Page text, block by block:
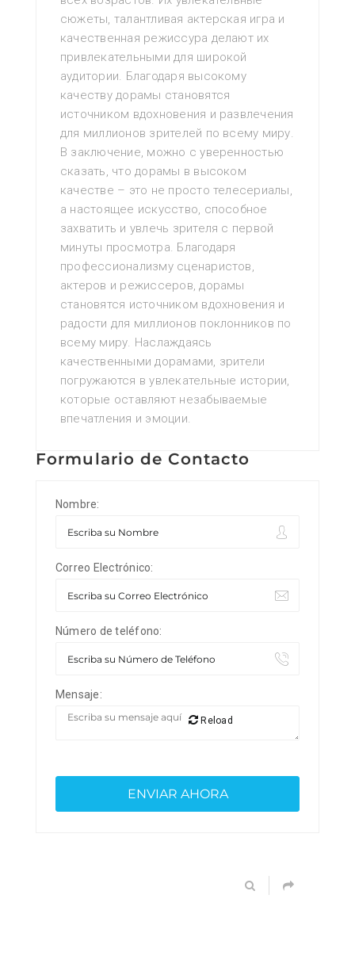
сюжеты, талантливая актерская игра и
качественная режиссура делают их
привлекательными для широкой
аудитории. Благодаря высокому
качеству дорамы становятся
источником вдохновения и развлечения
для миллионов зрителей по всему миру.
В заключение, можно с уверенностью
сказать, что дорамы в высоком
качестве – это не просто телесериалы,
а настоящее искусство, способное
захватить и увлечь зрителя с первой
минуты просмотра. Благодаря
профессионализму сценаристов,
актеров и режиссеров, дорамы
становятся источником вдохновения и
радости для миллионов поклонников по
всему миру. Наслаждаясь
качественными дорамами, зрители
погружаются в увлекательные истории,
которые оставляют незабываемые
впечатления и эмоции.
Formulario de Contacto
Nombre:
Correo Electrónico:
Número de teléfono:
Mensaje:
Reload